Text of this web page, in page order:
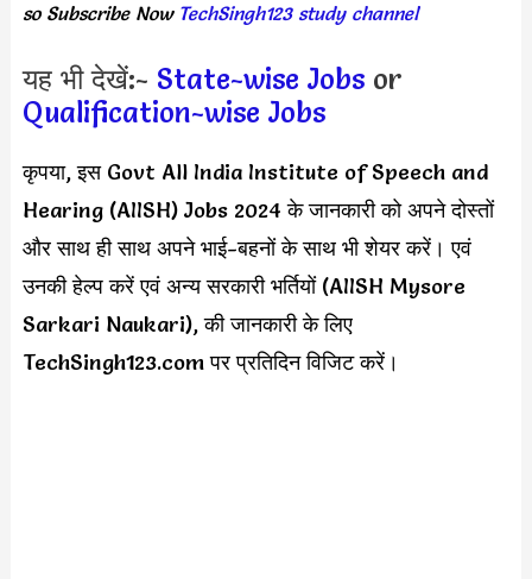
so Subscribe Now TechSingh123 study channel
यह भी देखें:- State-wise Jobs or
Qualification-wise Jobs
कृपया, इस Govt All India Institute of Speech and
Hearing (AIISH) Jobs 2024 के जानकारी को अपने दोस्तों
और साथ ही साथ अपने भाई-बहनों के साथ भी शेयर करें। एवं
उनकी हेल्प करें एवं अन्य सरकारी भर्तियों (AIISH Mysore
Sarkari Naukari), की जानकारी के लिए
TechSingh123.com पर प्रतिदिन विजिट करें।